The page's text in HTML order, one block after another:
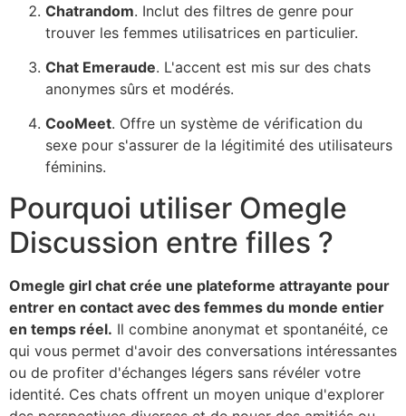
Chatrandom. Inclut des filtres de genre pour
trouver les femmes utilisatrices en particulier.
Chat Emeraude. L'accent est mis sur des chats
anonymes sûrs et modérés.
CooMeet. Offre un système de vérification du
sexe pour s'assurer de la légitimité des utilisateurs
féminins.
Pourquoi utiliser Omegle
Discussion entre filles ?
Omegle girl chat crée une plateforme attrayante pour
entrer en contact avec des femmes du monde entier
en temps réel. Il combine anonymat et spontanéité, ce
qui vous permet d'avoir des conversations intéressantes
ou de profiter d'échanges légers sans révéler votre
identité. Ces chats offrent un moyen unique d'explorer